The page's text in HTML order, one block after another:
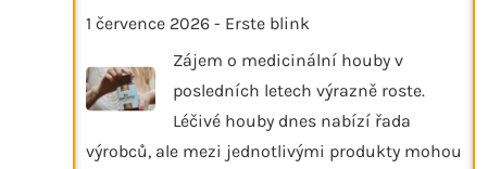
1 července 2026 - Erste blink
Zájem o medicinální houby v
posledních letech výrazně roste.
Léčivé houby dnes nabízí řada
výrobců, ale mezi jednotlivými produkty mohou